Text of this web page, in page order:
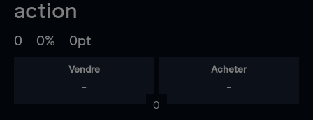
action
0 0% 0pt
Vendre
-
Acheter
-
0